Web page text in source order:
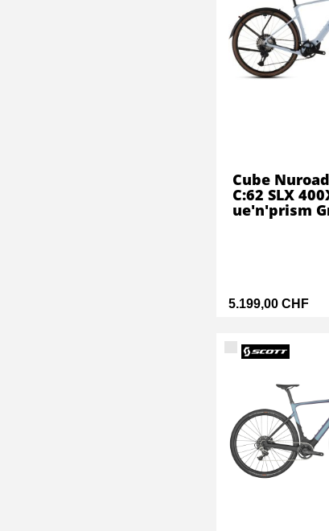
5.199,00 CHF
Cube
C:62 SLX
ue'n'prism